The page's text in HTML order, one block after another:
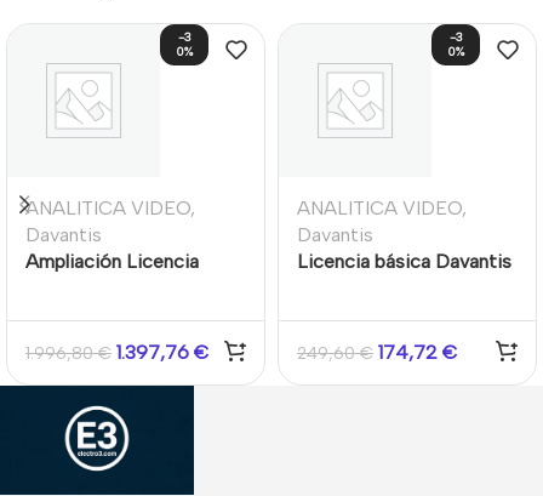
-3
0%
ANALITICA VIDEO,
Davantis
Ampliación Licencia
AVR CMS de Davantis
100 abonados
1.996,80€ 1.397,76 €
-3
0%
ANALITICA VIDEO,
Davantis
Licencia básica Davantis
249,60€ 174,72 €